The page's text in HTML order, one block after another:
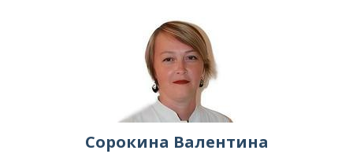
Сорокина Валентина